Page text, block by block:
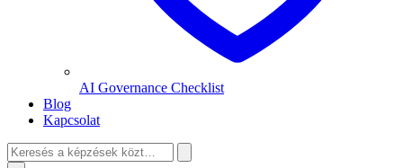
AI Governance Checklist
Blog
Kapcsolat